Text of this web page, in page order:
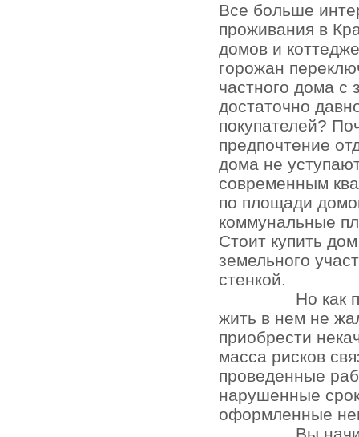
Все больше
проживания в
домов и
горожан
частного дома с
достаточно
покупателей?
предпочтение
дома не
современным
по площади
коммунальные
Стоит купить
земельного
стенкой.
Но как
жить в нем не
приобрести
масса рисков
проведенные
нарушенные
оформленные